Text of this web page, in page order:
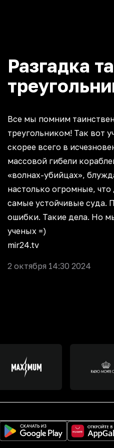
Разгадка
Все мы помним
треугольником! Так вот
скорее всего в
массовой гибели
«волнах-убийцах»,
настолько огромные,
самые устойчивые суда.
ошибки. Такие дела. Но
ученых =)
mir24.tv
2 октября 14:30 2024